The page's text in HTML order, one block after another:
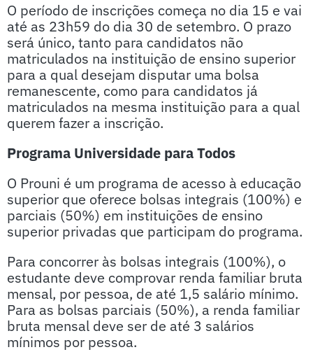
O período de inscrições começa no dia 15 e vai
até as 23h59 do dia 30 de setembro. O prazo
será único, tanto para candidatos não
matriculados na instituição de ensino superior
para a qual desejam disputar uma bolsa
remanescente, como para candidatos já
matriculados na mesma instituição para a qual
querem fazer a inscrição.
Programa Universidade para Todos
O Prouni é um programa de acesso à educação
superior que oferece bolsas integrais (100%) e
parciais (50%) em instituições de ensino
superior privadas que participam do programa.
Para concorrer às bolsas integrais (100%), o
estudante deve comprovar renda familiar bruta
mensal, por pessoa, de até 1,5 salário mínimo.
Para as bolsas parciais (50%), a renda familiar
bruta mensal deve ser de até 3 salários
mínimos por pessoa.